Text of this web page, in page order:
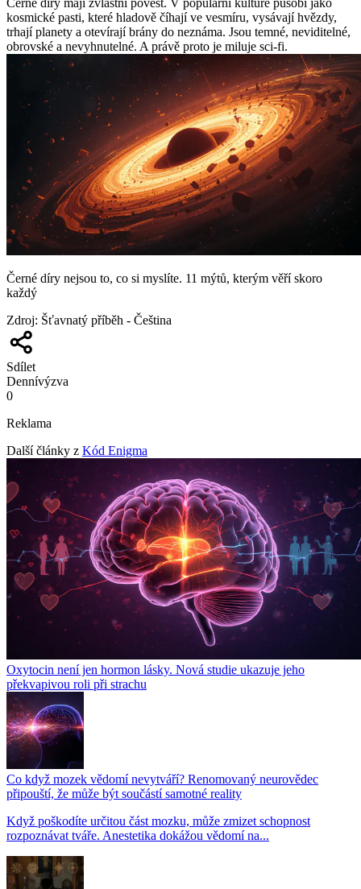
kosmické pasti, které hladově číhají ve vesmíru, vysávají hvězdy,
trhají planety a otevírají brány do neznáma. Jsou temné, neviditelné,
obrovské a nevyhnutelné. A právě proto je miluje sci-fi.
Černé díry nejsou to, co si myslíte. 11 mýtů, kterým věří skoro
každý
Zdroj: Šťavnatý příběh - Čeština
Sdílet
Dennívýzva
0
Reklama
Další články z Kód Enigma
Oxytocin není jen hormon lásky. Nová studie ukazuje jeho
překvapivou roli při strachu
Co když mozek vědomí nevytváří? Renomovaný neurovědec
připouští, že může být součástí samotné reality
Když poškodíte určitou část mozku, může zmizet schopnost
rozpoznávat tváře. Anestetika dokážou vědomí na...